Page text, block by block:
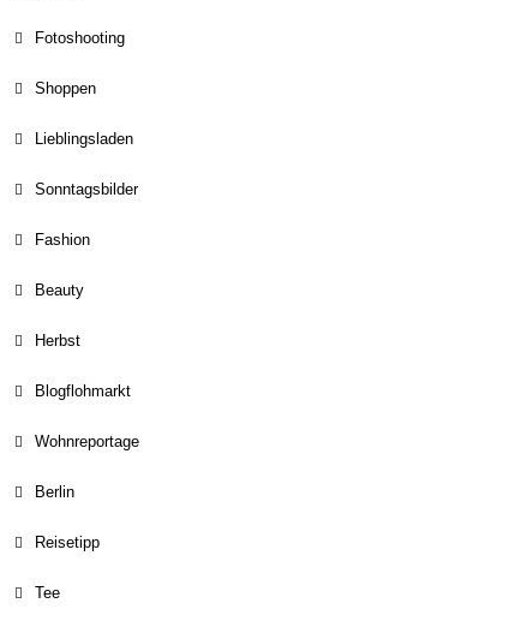
Fotoshooting
Shoppen
Lieblingsladen
Sonntagsbilder
Fashion
Beauty
Herbst
Blogflohmarkt
Wohnreportage
Berlin
Reisetipp
Tee